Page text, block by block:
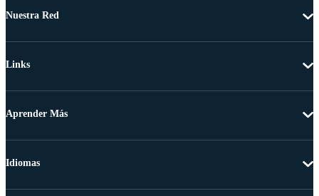
Nuestra Red
Links
Aprender Más
Idiomas